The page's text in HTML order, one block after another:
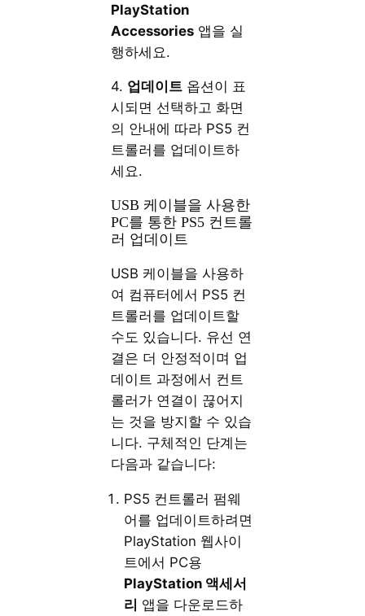
PlayStation
Accessories 앱을 실
행하세요.
4. 업데이트 옵션이 표
시되면 선택하고 화면
의 안내에 따라 PS5 컨
트롤러를 업데이트하
세요.
USB 케이블을 사용한
PC를 통한 PS5 컨트롤
러 업데이트
USB 케이블을 사용하
여 컴퓨터에서 PS5 컨
트롤러를 업데이트할
수도 있습니다. 유선 연
결은 더 안정적이며 업
데이트 과정에서 컨트
롤러가 연결이 끊어지
는 것을 방지할 수 있습
니다. 구체적인 단계는
다음과 같습니다:
PS5 컨트롤러 펌웨
어를 업데이트하려면
PlayStation 웹사이
트에서 PC용
PlayStation 액세서
리 앱을 다운로드하